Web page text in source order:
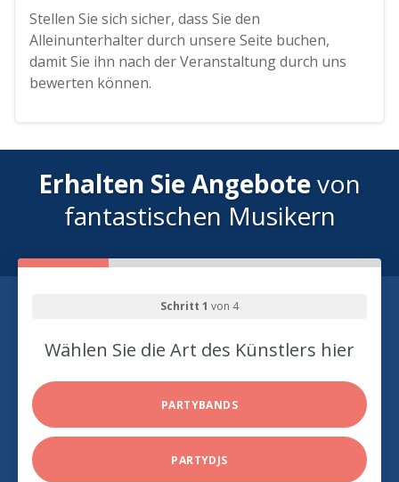
Stellen Sie sich sicher, dass Sie den
Alleinunterhalter durch unsere Seite buchen,
damit Sie ihn nach der Veranstaltung durch uns
bewerten können.
Erhalten Sie Angebotevon
fantastischen Musikern
Schritt 1 von 4
Wählen Sie die Art des Künstlers hier
PARTYBANDS
PARTYDJS